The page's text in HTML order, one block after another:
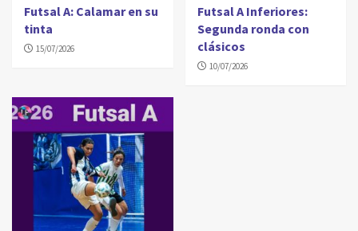
Futsal A: Calamar en su
tinta
15/07/2026
Futsal A Inferiores:
Segunda ronda con
clásicos
10/07/2026